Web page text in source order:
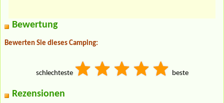
Bewertung
Bewerten Sie dieses Camping:
schlechteste beste
Rezensionen